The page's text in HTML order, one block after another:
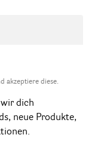
akzeptiere diese.
dich
neue Produkte,